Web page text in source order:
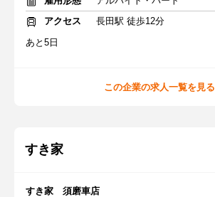
アクセス
長田駅 徒歩12分
あと5日
この企業の求人一覧を見る
すき家
すき家 須磨車店